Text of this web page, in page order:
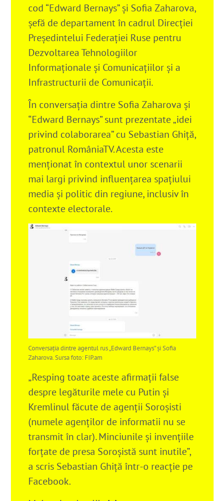
cod “Edward Bernays” şi Sofia Zaharova,
șefă de departament în cadrul Direcției
Președintelui Federației Ruse pentru
Dezvoltarea Tehnologiilor
Informaționale și Comunicațiilor și a
Infrastructurii de Comunicații.
În conversaţia dintre Sofia Zaharova şi
“Edward Bernays” sunt prezentate „idei
privind colaborarea” cu Sebastian Ghiţă,
patronul RomâniaTV. Acesta este
menționat în contextul unor scenarii
mai largi privind influențarea spațiului
media și politic din regiune, inclusiv în
contexte electorale.
Conversaţia dintre agentul rus „Edward Bernays” şi Sofia
Zaharova. Sursa foto: FIP.am
„Resping toate aceste afirmații false
despre legăturile mele cu Putin și
Kremlinul făcute de agenții Soroșisti
(numele agenților de informatii nu se
transmit în clar). Minciunile și invențiile
forțate de presa Soroșistă sunt inutile”,
a scris Sebastian Ghiță într-o reacție pe
Facebook.